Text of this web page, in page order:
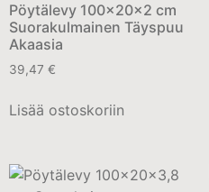
Pöytälevy 100x20x2 cm
Suorakulmainen Täyspuu
Akaasia
39,47 €
Lisää ostoskoriin